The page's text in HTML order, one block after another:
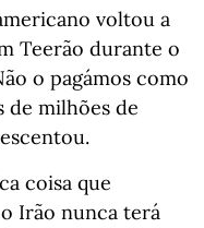
voltou a
Teerão durante o
o pagámos como
de milhões de
coisa que
Irão nunca terá